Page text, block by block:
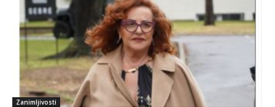
Zanimljivosti